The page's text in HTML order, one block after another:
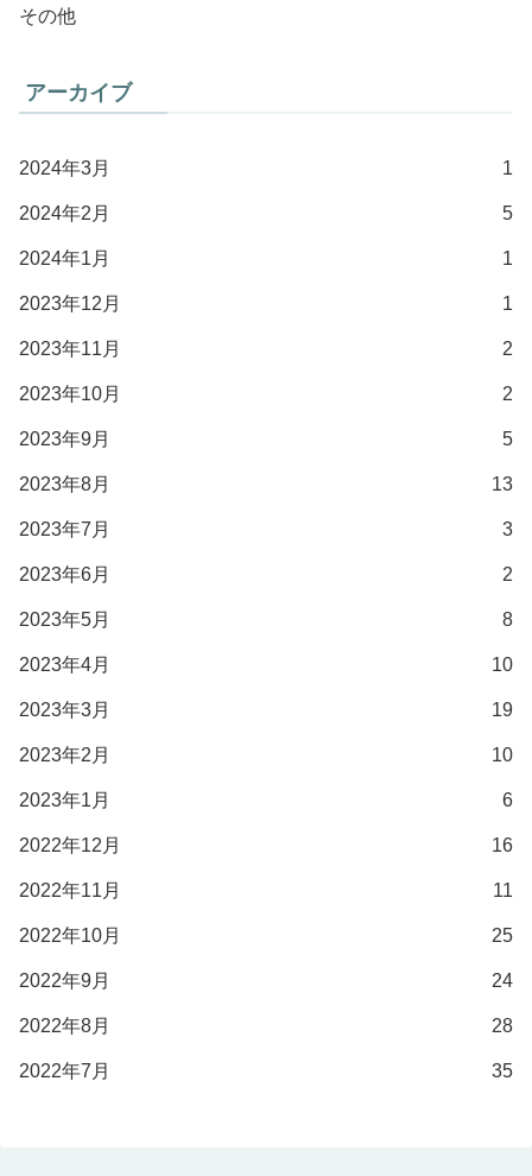
その他
アーカイブ
2024年3月 1
2024年2月 5
2024年1月 1
2023年12月 1
2023年11月 2
2023年10月 2
2023年9月 5
2023年8月 13
2023年7月 3
2023年6月 2
2023年5月 8
2023年4月 10
2023年3月 19
2023年2月 10
2023年1月 6
2022年12月 16
2022年11月 11
2022年10月 25
2022年9月 24
2022年8月 28
2022年7月 35